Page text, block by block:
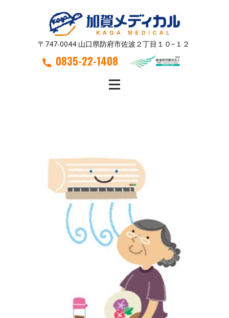
〒747-0044 山口県防府市佐波２丁目１０−１２
0835-22-1408